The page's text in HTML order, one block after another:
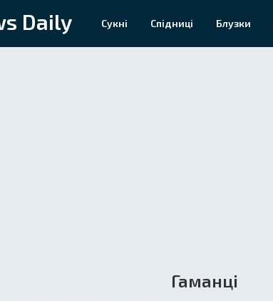
Daily Сукні Спідниці Блузки
Гаманці